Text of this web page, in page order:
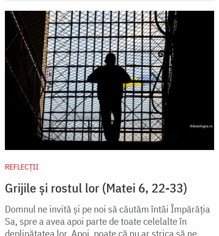
REFLECȚII
Grijile și rostul lor (Matei 6, 22-33)
Domnul ne invită și pe noi să căutăm întâi Împărăția
Sa, spre a avea apoi parte de toate celelalte în
deplinătatea lor. Apoi, poate că nu ar strica să ne